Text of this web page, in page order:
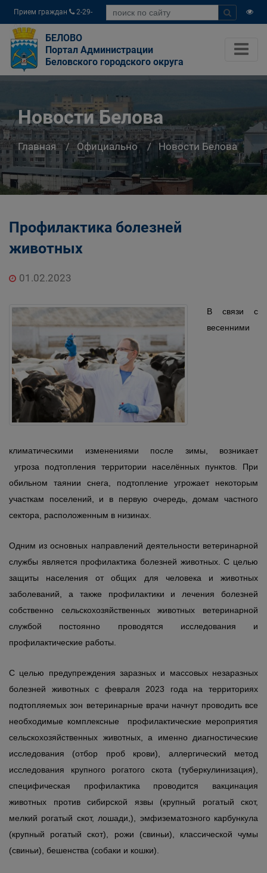
Прием граждан
2-29-
04
БЕЛОВО
Портал Администрации
Беловского городского округа
Новости Белова
Главная Официально Новости Белова
Профилактика болезней
животных
01.02.2023
В связи с
весенними
климатическими изменениями после зимы, возникает
угроза подтопления территории населённых пунктов. При
обильном таянии снега, подтопление угрожает некоторым
участкам поселений, и в первую очередь, домам частного
сектора, расположенным в низинах.
Одним из основных направлений деятельности ветеринарной
службы является профилактика болезней животных. С целью
защиты населения от общих для человека и животных
заболеваний, а также профилактики и лечения болезней
собственно сельскохозяйственных животных ветеринарной
службой постоянно проводятся исследования и
профилактические работы.
С целью предупреждения заразных и массовых незаразных
болезней животных с февраля 2023 года на территориях
подтопляемых зон ветеринарные врачи начнут проводить все
необходимые комплексные профилактические мероприятия
сельскохозяйственных животных, а именно диагностические
исследования (отбор проб крови), аллергический метод
исследования крупного рогатого скота (туберкулинизация),
специфическая профилактика проводится вакцинация
животных против сибирской язвы (крупный рогатый скот,
мелкий рогатый скот, лошади,), эмфизематозного карбункула
(крупный рогатый скот), рожи (свиньи), классической чумы
(свиньи), бешенства (собаки и кошки).